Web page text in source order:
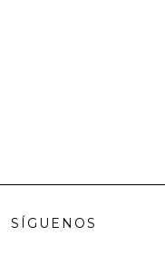
SÍGUENOS